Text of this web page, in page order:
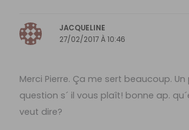
JACQUELINE
27/02/2017 À 10:46
Merci Pierre. Ça me sert beaucoup.
question s´ il vous plaît! bonne ap.
veut dire?